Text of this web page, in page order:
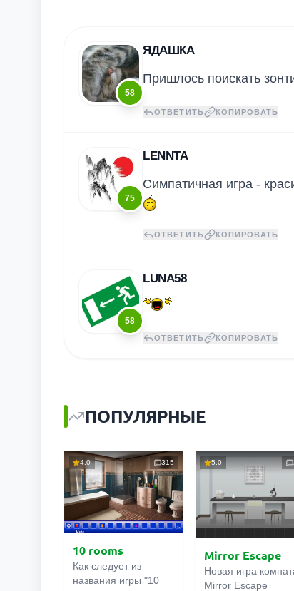
58
ЯДАШКА
Пришлось поискать
ОТВЕТИТЬ КОПИРОВАТЬ
75
LENNTA
Симпатичная игра -
ОТВЕТИТЬ КОПИРОВАТЬ
58
LUNA58
ОТВЕТИТЬ КОПИРОВАТЬ
ПОПУЛЯРНЫЕ
4.0 315
10 rooms
Как следует из
названия игры "10
5.0
Mirror Escape
Новая игра
Mirror Escape